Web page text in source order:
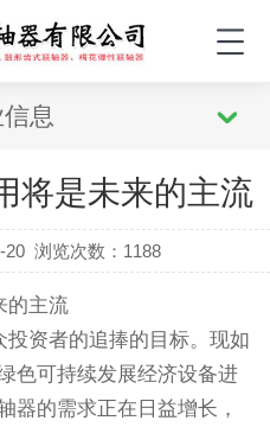
息
将是未来的主流
20 浏览次数：1188
的主流
投资者的追捧的目标。现如
色可持续发展经济设备进
器的需求正在日益增长，